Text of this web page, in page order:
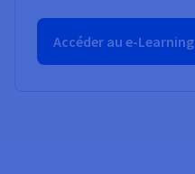
Accéder au e-Learning